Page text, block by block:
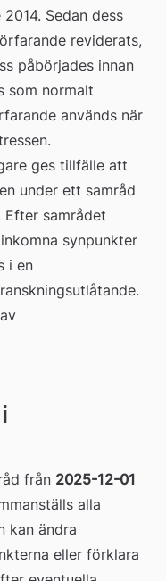
Sedan dess
reviderats,
påbörjades innan
som normalt
används när
ges tillfälle att
under ett samråd
Efter samrådet
synpunkter
i en
från 2025-12-01
alla
kan ändra
eller förklara